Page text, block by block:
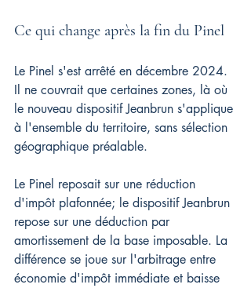
Ce qui change après la fin du Pinel
Le Pinel s'est arrêté en décembre 2024.
Il ne couvrait que certaines zones, là où
le nouveau dispositif Jeanbrun s'applique
à l'ensemble du territoire, sans sélection
géographique préalable.
Le Pinel reposait sur une réduction
d'impôt plafonnée; le dispositif Jeanbrun
repose sur une déduction par
amortissement de la base imposable. La
différence se joue sur l'arbitrage entre
économie d'impôt immédiate et baisse